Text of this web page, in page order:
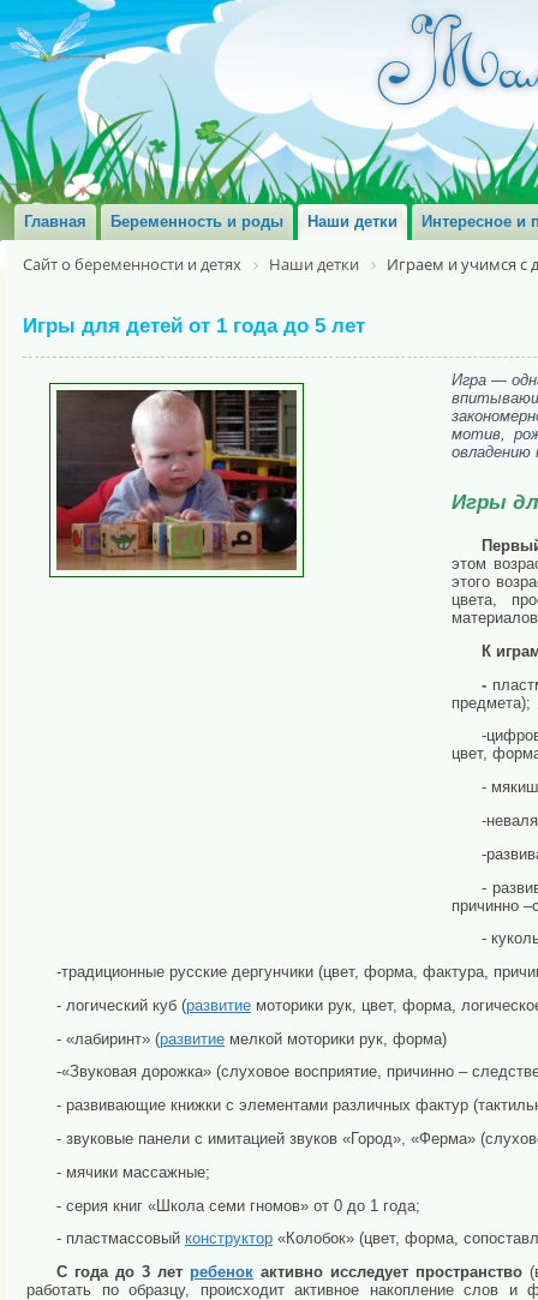
Главная Беременность и роды Наши детки Интересное и
Сайт о беременности и детях Наши детки Играем и учимся с
Игры для детей от 1 года до 5 лет
Игра —
мотив,
овладению
Игры
этом
этого
цвета,
К
-
предмета);
-
цвет,
-
-
-
-
причинно
-
-традиционные русские дергунчики (цвет, форма, фактура,
- логический куб (развитие моторики рук, цвет, форма,
- «лабиринт» (развитие мелкой моторики рук, форма)
-«Звуковая дорожка» (слуховое восприятие, причинно –
- развивающие книжки с элементами различных фактур
- звуковые панели с имитацией звуков «Город», «Ферма»
- мячики массажные;
- серия книг «Школа семи гномов» от 0 до 1 года;
- пластмассовый конструктор «Колобок» (цвет, форма,
С года до 3 летребенок активно исследует пространство
работать по образцу, происходит активное накопление слов